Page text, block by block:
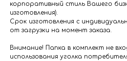
корпоративный стиль Вашего
изготовления).
Срок изготовления с
от загрузки на момент заказа.
Внимание! Папка в комплект не
использования уголка